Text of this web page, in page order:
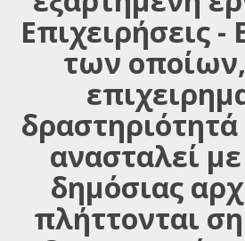
Επιχειρήσεις -
των οποίων,
δραστηριότητά
ανασταλεί
δημόσιας
πλήττονται